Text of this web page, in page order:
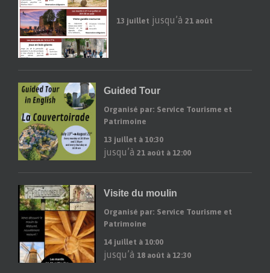
13 juillet jusqu’à 21 août
Guided Tour
Organisé par: Service Tourisme et
Patrimoine
13 juillet à 10:30
jusqu’à 21 août à 12:00
Visite du moulin
Organisé par: Service Tourisme et
Patrimoine
14 juillet à 10:00
jusqu’à 18 août à 12:30